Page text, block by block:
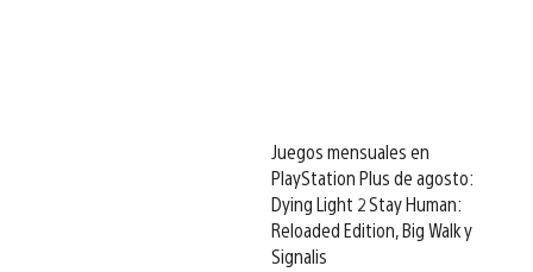
Juegos mensuales en
PlayStation Plus de agosto:
Dying Light 2 Stay Human:
Reloaded Edition, Big Walk y
Signalis